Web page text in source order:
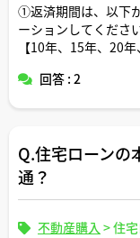
①返済期間は、以下
ーションしてください
【10年、15年、20
②総支払額の計算は
【auじぶん銀行、住
ＵＦＪ銀行、三井住
PayPay銀行、楽天銀
回答 : 2
Q.住宅ローンの
通？
不動産購入 >住